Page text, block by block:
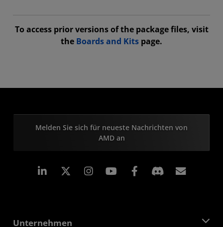
To access prior versions of the package files, visit
the Boards and Kits page.
Melden Sie sich für neueste Nachrichten von
AMD an
LinkedIn Instagram Facebook
Unternehmen